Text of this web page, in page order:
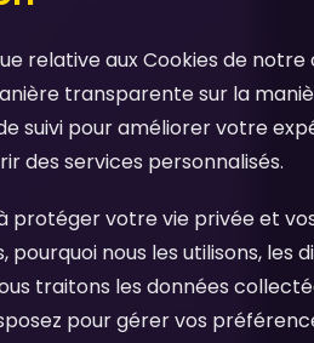
relative aux Cookies de
transparente sur la
suivi pour améliorer votre
des services personnalisés.
protéger votre vie privée et
pourquoi nous les utilisons,
traitons les données
pour gérer vos